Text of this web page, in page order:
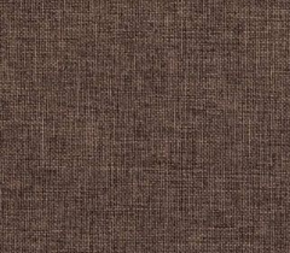
Купи на изплащане
Credit calculator
Затъмняващи завеси
140x175 см
Please select credit institution
Цена на продукта: €28.00
Extraction of information from
Предоставената таблица е с
Добавете продукта в
количката" и при поръчка ще
вноски на кредита.